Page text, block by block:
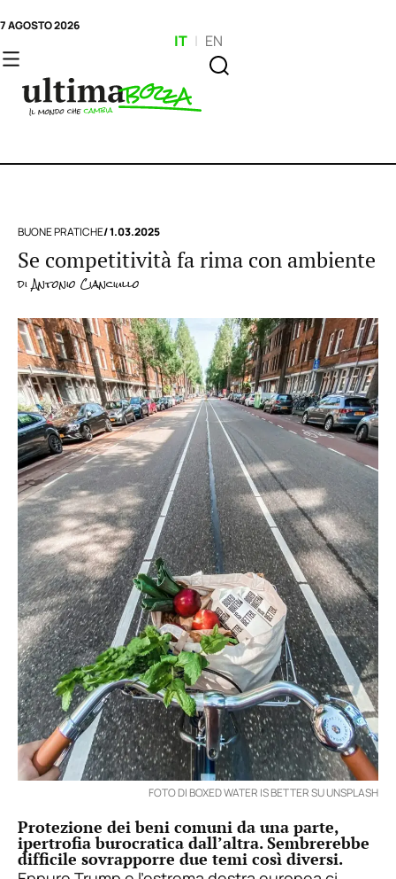
7 AGOSTO 2026
IT | EN
BUONE PRATICHE/ 1.03.2025
Se competitività fa rima con ambiente
diAntonio Cianciullo
FOTO DI BOXED WATER IS BETTER SU UNSPLASH
Protezione dei beni comuni da una parte,
ipertrofia burocratica dall’altra. Sembrerebbe
difficile sovrapporre due temi così diversi.